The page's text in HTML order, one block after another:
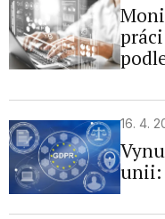
16. 4.
unii: